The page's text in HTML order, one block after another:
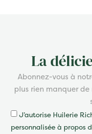
La
Abonnez-vous à
plus rien manquer
J’autorise Huilerie
personnalisée à propos